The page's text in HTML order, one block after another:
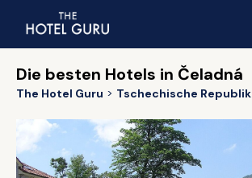
Die besten Hotels in Čeladná
The Hotel Guru Tschechische Republik